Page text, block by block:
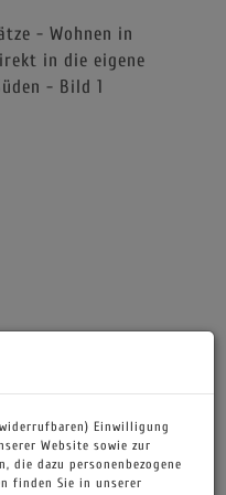
Einwilligung
Website sowie zur
die dazu personenbezogene
finden Sie in unserer